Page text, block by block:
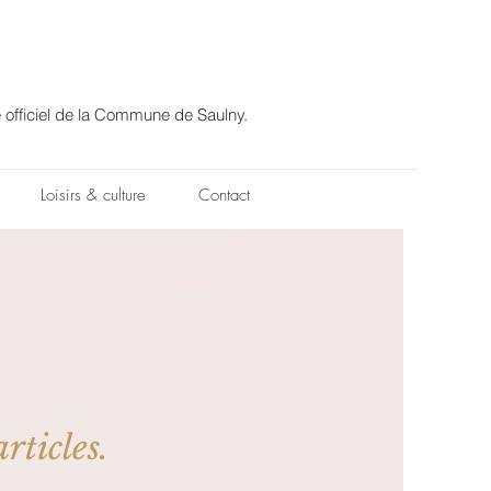
de la Commune de Saulny.
Loisirs & culture Contact